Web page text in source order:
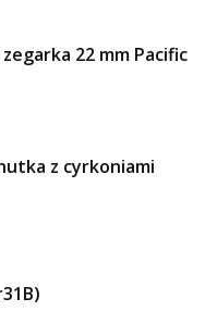
22 mm Pacific
z cyrkoniami